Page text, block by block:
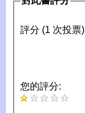
評分 (1 次投票)
您的評分: